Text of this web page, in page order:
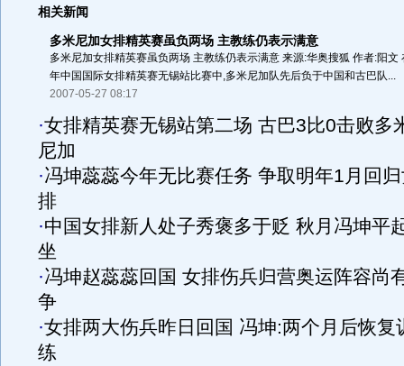
相关新闻
多米尼加女排精英赛虽负两场 主教练仍表示满意
多米尼加女排精英赛虽负两场 主教练仍表示满意 来源:华奥搜狐 作者:阳文
年中国国际女排精英赛无锡站比赛中,多米尼加队先后负于中国和古巴队...
2007-05-27 08:17
·女排精英赛无锡站第二场 古巴3比0击败多
尼加
·冯坤蕊蕊今年无比赛任务 争取明年1月回
排
·中国女排新人处子秀褒多于贬 秋月冯坤平
坐
·冯坤赵蕊蕊回国 女排伤兵归营奥运阵容尚
争
·女排两大伤兵昨日回国 冯坤:两个月后恢复
练